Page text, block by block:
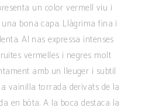
un color vermell viu i
bona capa. Llàgrima fina i
Al nas expressa intenses
vermelles i negres molt
amb un lleuger i subtil
a vainilla torrada derivats de la
en bóta. A la boca destaca la